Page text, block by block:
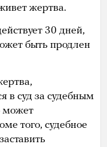
жертва.
30 дней,
быть продлен
в суд за судебным
может
того, судебное